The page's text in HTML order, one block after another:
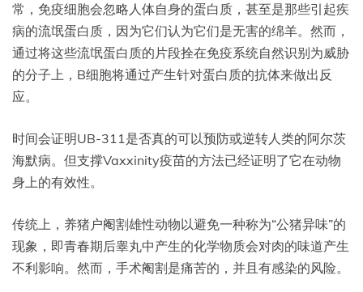
常，免疫细胞会忽略人体自身的蛋白质，甚至是那些引起疾
病的流氓蛋白质，因为它们认为它们是无害的绵羊。然而，
通过将这些流氓蛋白质的片段拴在免疫系统自然识别为威胁
的分子上，B细胞将通过产生针对蛋白质的抗体来做出反
应。
时间会证明UB-311是否真的可以预防或逆转人类的阿尔茨
海默病。但支撑Vaxxinity疫苗的方法已经证明了它在动物
身上的有效性。
传统上，养猪户阉割雄性动物以避免一种称为“公猪异味”的
现象，即青春期后睾丸中产生的化学物质会对肉的味道产生
不利影响。然而，手术阉割是痛苦的，并且有感染的风险。